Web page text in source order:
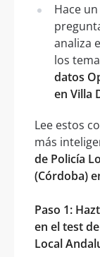
Hace
analiza
los
datos
en Villa
Lee estos
más
de Policía
(Córdoba)
Paso 1:
en el test
Local